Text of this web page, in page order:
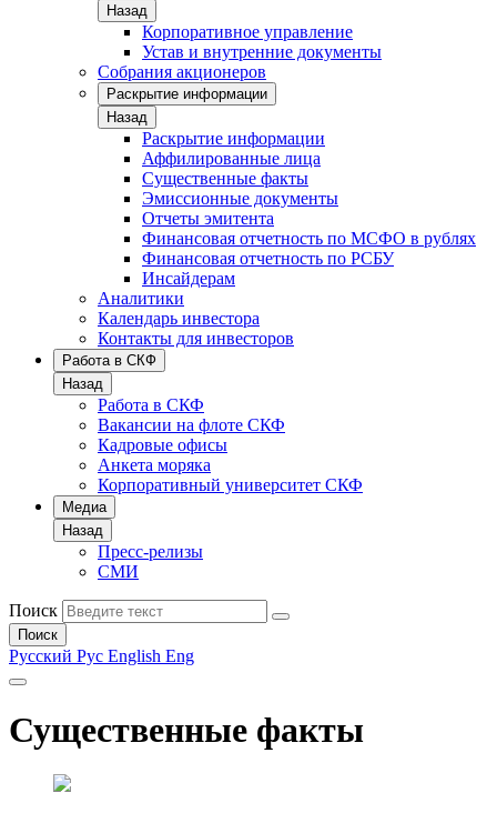
Назад
Корпоративное управление
Устав и внутренние документы
Собрания акционеров
Раскрытие информации
Назад
Раскрытие информации
Аффилированные лица
Существенные факты
Эмиссионные документы
Отчеты эмитента
Финансовая отчетность по МСФО в рублях
Финансовая отчетность по РСБУ
Инсайдерам
Аналитики
Календарь инвестора
Контакты для инвесторов
Работа в СКФ
Назад
Работа в СКФ
Вакансии на флоте СКФ
Кадровые офисы
Анкета моряка
Корпоративный университет СКФ
Медиа
Назад
Пресс-релизы
СМИ
Поиск
Поиск
Русский Рус English Eng
Существенные факты